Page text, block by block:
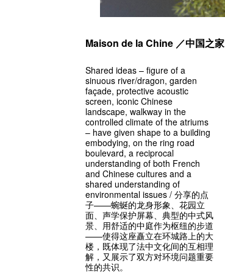
Maison de la Chine ／中国之家
Shared ideas – figure of a
sinuous river/dragon, garden
façade, protective acoustic
screen, iconic Chinese
landscape, walkway in the
controlled climate of the atriums
– have given shape to a building
embodying, on the ring road
boulevard, a reciprocal
understanding of both French
and Chinese cultures and a
shared understanding of
environmental issues / 分享的点
子——蜿蜒的龙身形象、花园立
面、声学保护屏幕、典型的中式风
景、用舒适的中庭作为枢纽的步道
——使得这座矗立在环城路上的大
楼，既体现了法中文化间的互相理
解，又展示了双方对环境问题重要
性的共识。